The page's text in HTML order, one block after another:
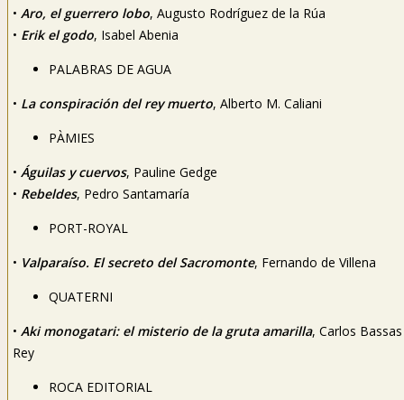
• Aro, el guerrero lobo, Augusto Rodríguez de la Rúa
• Erik el godo, Isabel Abenia
PALABRAS DE AGUA
• La conspiración del rey muerto, Alberto M. Caliani
PÀMIES
• Águilas y cuervos, Pauline Gedge
• Rebeldes, Pedro Santamaría
PORT-ROYAL
• Valparaíso. El secreto del Sacromonte, Fernando de Villena
QUATERNI
• Aki monogatari: el misterio de la gruta amarilla, Carlos
Rey
ROCA EDITORIAL